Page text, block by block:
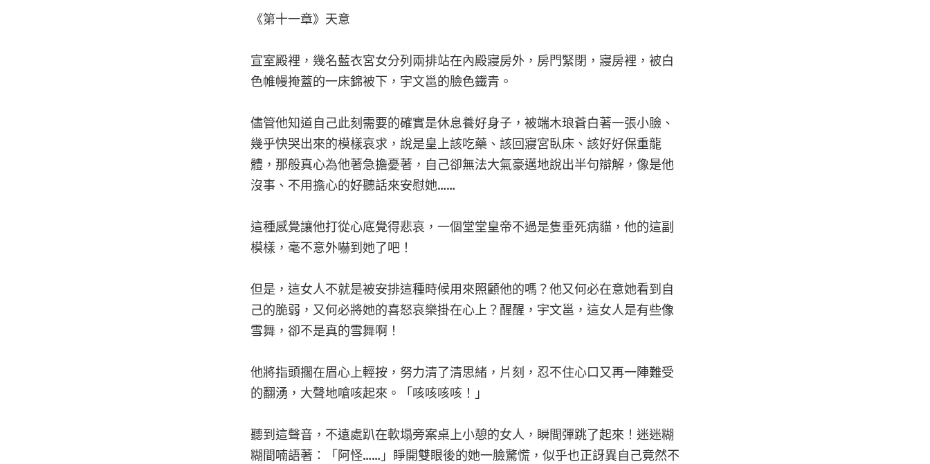
《第十一章》天意
宣室殿裡，幾名藍衣宮女分列兩排站在內殿寢房外，房門緊閉，寢房裡，被白
色帷幔掩蓋的一床錦被下，宇文邕的臉色鐵青。
儘管他知道自己此刻需要的確實是休息養好身子，被端木琅蒼白著一張小臉、
幾乎快哭出來的模樣哀求，說是皇上該吃藥、該回寢宮臥床、該好好保重龍
體，那般真心為他著急擔憂著，自己卻無法大氣豪邁地說出半句辯解，像是他
沒事、不用擔心的好聽話來安慰她……
這種感覺讓他打從心底覺得悲哀，一個堂堂皇帝不過是隻垂死病貓，他的這副
模樣，毫不意外嚇到她了吧！
但是，這女人不就是被安排這種時候用來照顧他的嗎？他又何必在意她看到自
己的脆弱，又何必將她的喜怒哀樂掛在心上？醒醒，宇文邕，這女人是有些像
雪舞，卻不是真的雪舞啊！
他將指頭擱在眉心上輕按，努力清了清思緒，片刻，忍不住心口又再一陣難受
的翻湧，大聲地嗆咳起來。「咳咳咳咳！」
聽到這聲音，不遠處趴在軟塌旁案桌上小憩的女人，瞬間彈跳了起來！迷迷糊
糊間喃語著：「阿怪……」睜開雙眼後的她一臉驚慌，似乎也正訝異自己竟然不